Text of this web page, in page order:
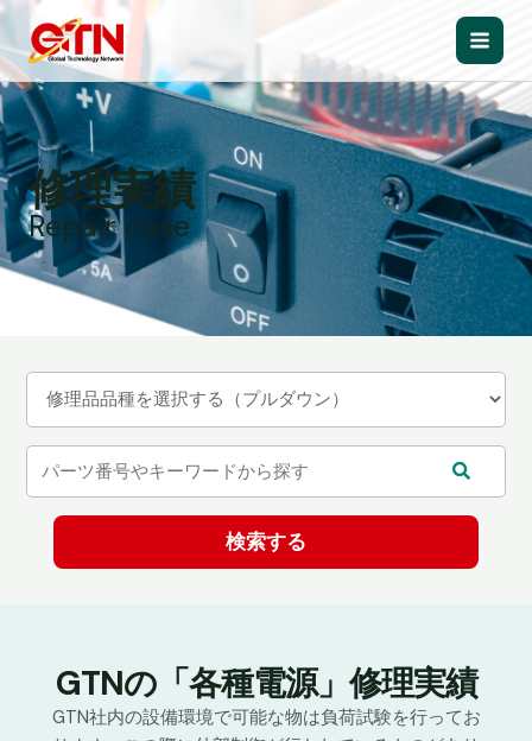
内
容
を
ス
キ
ッ
プ
Main
修理実績
Repair case
GTNの「各種電源」修理実績
GTN社内の設備環境で可能な物は負荷試験を行ってお